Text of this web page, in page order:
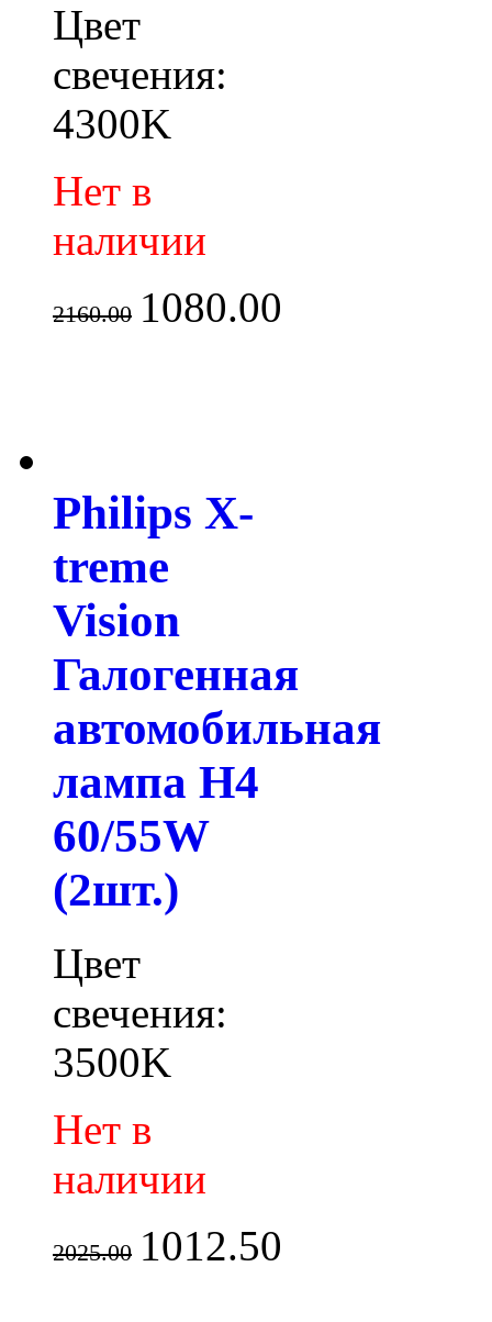
Цвет
свечения:
4300K
Нет в
наличии
2160.00 1080.00
Philips X-
treme
Vision
Галогенная
автомобильная
лампа H4
60/55W
(2шт.)
Цвет
свечения:
3500K
Нет в
наличии
2025.00 1012.50